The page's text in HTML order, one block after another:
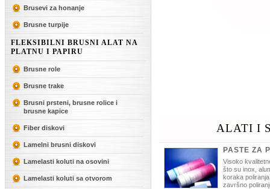
Brusevi za honanje
Brusne turpije
FLEKSIBILNI BRUSNI ALAT NA
PLATNU I PAPIRU
Brusne role
Brusne trake
Brusni prsteni, brusne rolice i
brusne kapice
Fiber diskovi
Lamelni brusni diskovi
Lamelasti koluti na osovini
Lamelasti koluti sa otvorom
ALATI I
PASTE ZA
Visoko
što su inox,
koraka
završno